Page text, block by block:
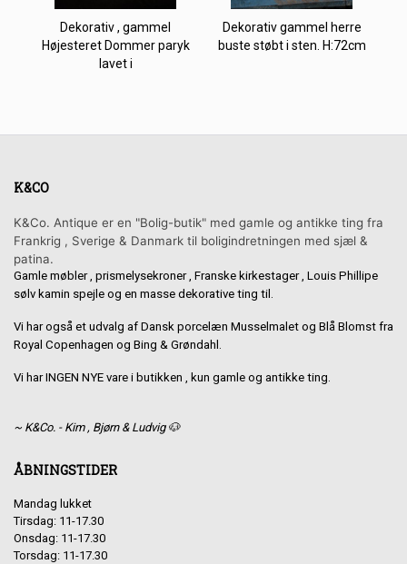
Dekorativ , gammel
Højesteret Dommer paryk
lavet i
Dekorativ gammel herre
buste støbt i sten. H:72cm
K&CO
K&Co. Antique er en "Bolig-butik" med gamle og antikke ting fra
Frankrig , Sverige & Danmark til boligindretningen med sjæl &
patina.
Gamle møbler , prismelysekroner , Franske kirkestager , Louis Phillipe
sølv kamin spejle og en masse dekorative ting til.
Vi har også et udvalg af Dansk porcelæn Musselmalet og Blå Blomst fra
Royal Copenhagen og Bing & Grøndahl.
Vi har INGEN NYE vare i butikken , kun gamle og antikke ting.
~ K&Co. - Kim , Bjørn & Ludvig 🐶
ÅBNINGSTIDER
Mandag lukket
Tirsdag: 11-17.30
Onsdag: 11-17.30
Torsdag: 11-17.30